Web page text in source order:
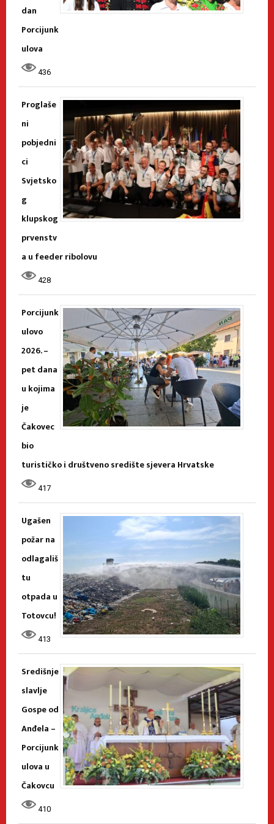
dan
Porcijunk
ulova
436
Proglaše
ni
pobjedni
ci
Svjetsko
g
klupskog
prvenstv
a u feeder ribolovu
428
Porcijunk
ulovo
2026. –
pet dana
u kojima
je
Čakovec
bio
turističko i društveno središte sjevera Hrvatske
417
Ugašen
požar na
odlagališ
tu
otpada u
Totovcu!
413
Središnje
slavlje
Gospe od
Anđela –
Porcijunk
ulova u
Čakovcu
410